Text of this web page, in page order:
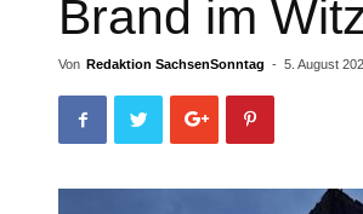
Brand im
Von Redaktion SachsenSonntag - 5. August